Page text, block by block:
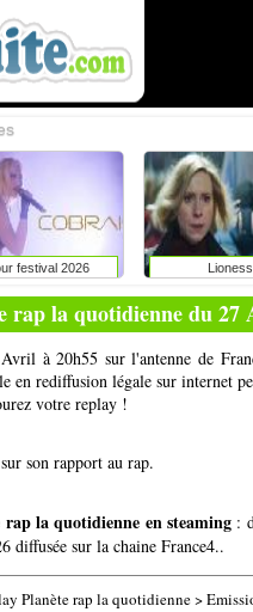
festival 2026 Lioness
rap la quotidienne du 27
à 20h55 sur l'antenne de
en rediffusion légale sur internet
votre replay !
son rapport au rap.
rap la quotidienne en steaming:
diffusée sur la chaine France4..
Planète rap la quotidienne>